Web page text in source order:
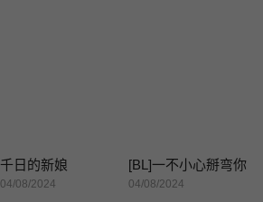
千日的新娘
04/08/2024
[BL]一不小心掰弯你
04/08/2024